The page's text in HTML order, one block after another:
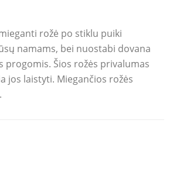
rožė po stiklu puiki
namams, bei nuostabi dovana
progomis. Šios rožės privalumas
jos laistyti. Miegančios rožės